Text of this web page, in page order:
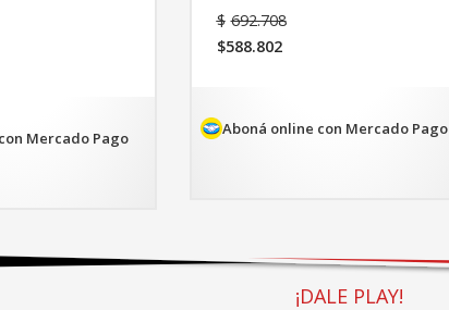
Mercado Pago
$ 692.708
$588.802
es:
$588.802.
Aboná online con Mercado Pago
¡DALE PLAY!